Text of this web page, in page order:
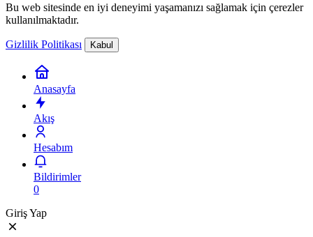
Bu web sitesinde en iyi deneyimi yaşamanızı sağlamak için çerezler
kullanılmaktadır.
Gizlilik Politikası Kabul
Anasayfa
Akış
Hesabım
Bildirimler
0
Giriş Yap